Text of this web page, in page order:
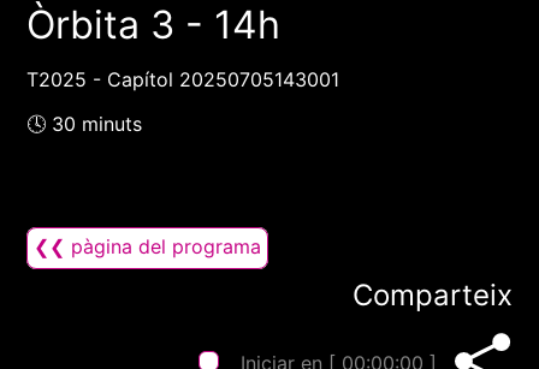
Òrbita 3 - 14h
T2025 - Capítol 20250705143001
🕓 30 minuts
❮❮ pàgina del programa
Comparteix
Iniciar en [ 00:00:00 ]